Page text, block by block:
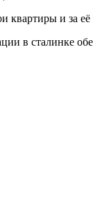
в сталинке